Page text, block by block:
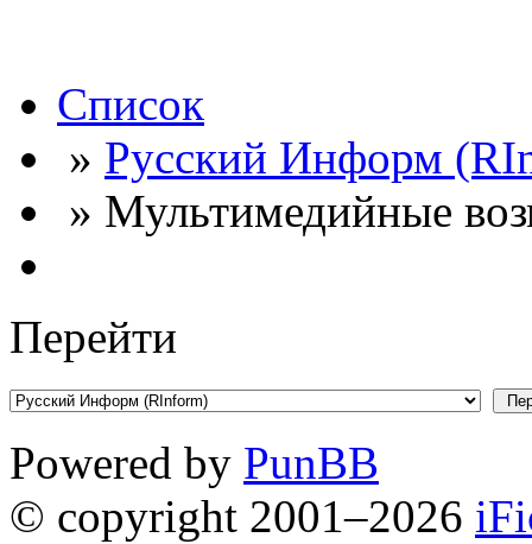
Список
» Русский Информ
» Мультимедийные
Перейти
Powered by PunBB
© copyright 2001–2026